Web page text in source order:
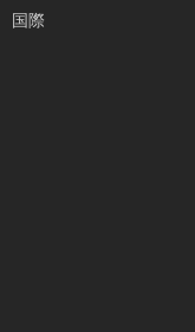
国際